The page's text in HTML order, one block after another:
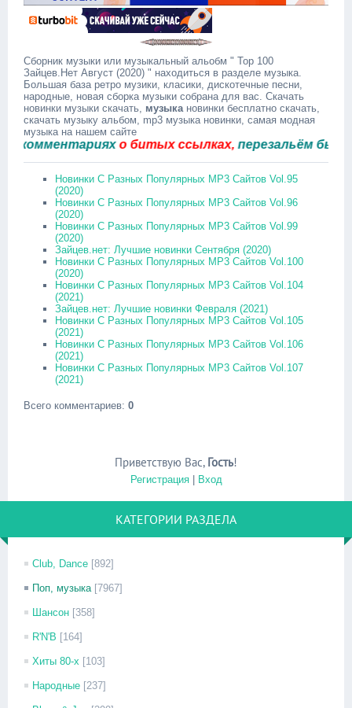
Сборник музыки или музыкальный альобм " Top 100
Зайцев.Нет Август (2020) " находиться в разделе музыка.
Большая база ретро музики, класики, дискотечные песни,
народные, новая сборка музыки собрана для вас. Скачать
новинки музыки скачать, музыкановинки бесплатно скачать,
скачать музыку альбом, mp3 музыка новинки, самая модная
музыка на нашем сайте
о битых ссылках,перезальём быстро.
Новинки С Разных Популярных MP3 Сайтов Vol.95
(2020)
Новинки С Разных Популярных MP3 Сайтов Vol.96
(2020)
Новинки С Разных Популярных MP3 Сайтов Vol.99
(2020)
Зайцев.нет: Лучшие новинки Сентября (2020)
Новинки С Разных Популярных MP3 Сайтов Vol.100
(2020)
Новинки С Разных Популярных MP3 Сайтов Vol.104
(2021)
Зайцев.нет: Лучшие новинки Февраля (2021)
Новинки С Разных Популярных MP3 Сайтов Vol.105
(2021)
Новинки С Разных Популярных MP3 Сайтов Vol.106
(2021)
Новинки С Разных Популярных MP3 Сайтов Vol.107
(2021)
Всего комментариев: 0
Приветствую Вас, Гость!
Регистрация| Вход
КАТЕГОРИИ РАЗДЕЛА
Club, Dance [892]
Поп, музыка [7967]
Шансон [358]
R'N'B [164]
Хиты 80-х [103]
Народные [237]